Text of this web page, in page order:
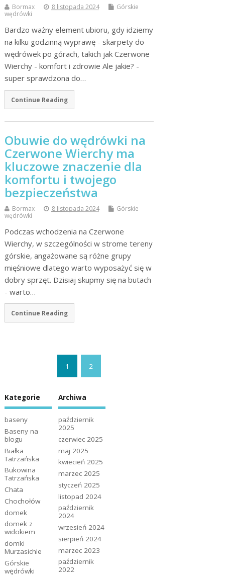
Bormax 8 listopada 2024
Górskie
wędrówki
Bardzo ważny element ubioru, gdy idziemy
na kilku godzinną wyprawę - skarpety do
wędrówek po górach, takich jak Czerwone
Wierchy - komfort i zdrowie Ale jakie? -
super sprawdzona do…
Continue Reading
Obuwie do wędrówki na
Czerwone Wierchy ma
kluczowe znaczenie dla
komfortu i twojego
bezpieczeństwa
Bormax 8 listopada 2024
Górskie
wędrówki
Podczas wchodzenia na Czerwone
Wierchy, w szczególności w strome tereny
górskie, angażowane są różne grupy
mięśniowe dlatego warto wyposażyć się w
dobry sprzęt. Dzisiaj skupmy się na butach
- warto…
Continue Reading
1 2
Kategorie
baseny
Baseny na
blogu
Białka
Tatrzańska
Bukowina
Tatrzańska
Chata
Chochołów
domek
domek z
widokiem
domki
Murzasichle
Górskie
wędrówki
Archiwa
październik
2025
czerwiec 2025
maj 2025
kwiecień 2025
marzec 2025
styczeń 2025
listopad 2024
październik
2024
wrzesień 2024
sierpień 2024
marzec 2023
październik
2022